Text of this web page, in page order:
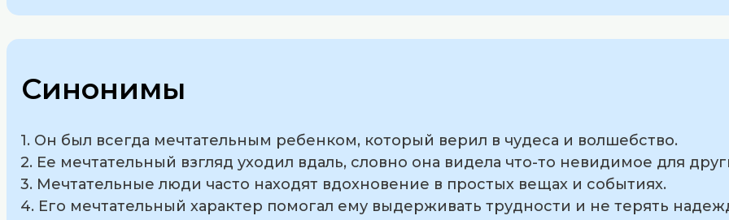
Синонимы
1. Он был всегда мечтательным ребенком, который верил в чудеса и волшебство.
2. Ее мечтательный взгляд уходил вдаль, словно она видела что-то невидимое для
3. Мечтательные люди часто находят вдохновение в простых вещах и событиях.
4. Его мечтательный характер помогал ему выдерживать трудности и не терять